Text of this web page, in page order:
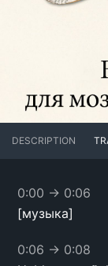
DESCRIPTION
0:00 → 0:06
[музыка]
0:06 → 0:08